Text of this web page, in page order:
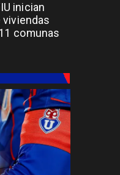
inician
viviendas
comunas